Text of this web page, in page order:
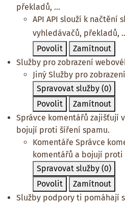
překladů, ...
API API slouží k načtění
vyhledávačů, překladů,
Povolit
Zamítnout
Služby pro zobrazení
Jiný Služby pro
Spravovat služby (0)
Povolit
Zamítnout
Správce komentářů zajišťují
bojují proti šíření spamu.
Komentáře Správce
komentářů a bojují proti
Spravovat služby (0)
Povolit
Zamítnout
Služby podpory ti pomáhají